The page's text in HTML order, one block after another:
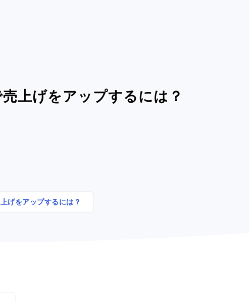
上げをアップするには？
げをアップするには？